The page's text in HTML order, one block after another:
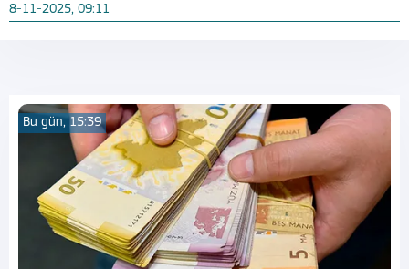
8-11-2025, 09:11
Bu gün, 15:39